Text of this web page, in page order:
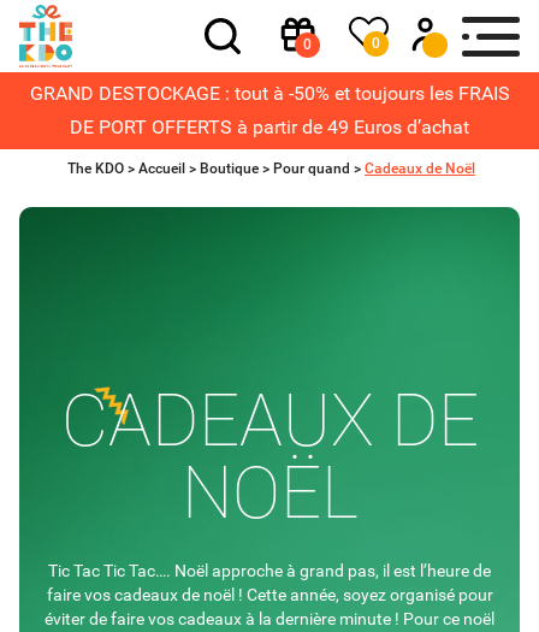
0 0
GRAND DESTOCKAGE : tout à -50% et toujours les FRAIS
DE PORT OFFERTS à partir de 49 Euros d’achat
The KDO > Accueil > Boutique > Pour quand > Cadeaux de Noël
CADEAUX DE
NOËL
Tic Tac Tic Tac…. Noël approche à grand pas, il est l’heure de
faire vos cadeaux de noël ! Cette année, soyez organisé pour
éviter de faire vos cadeaux à la dernière minute ! Pour ce noël